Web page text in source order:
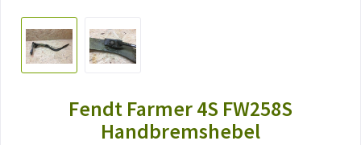
Fendt Farmer 4S FW258S
Handbremshebel